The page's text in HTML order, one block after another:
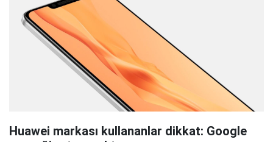
Huawei markası kullananlar dikkat: Google